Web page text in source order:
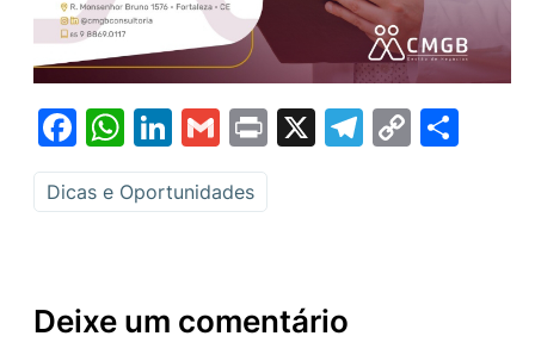
Facebook
WhatsApp
LinkedIn
GmailPrint
X Telegram
Copy
Dicas e Oportunidades
Deixe um comentário